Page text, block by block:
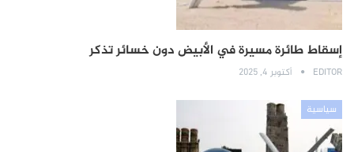
إسقاط طائرة مسيرة في الأبيض دون خسائر تذكر
EDITOR أكتوبر 4, 2025
سياسية